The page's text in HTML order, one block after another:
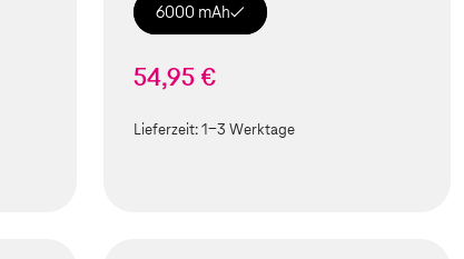
6000 mAh
54,95 €
Lieferzeit:1-3 Werktage